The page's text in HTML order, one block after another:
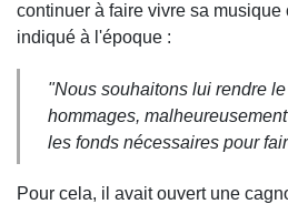
continuer à faire vivre sa
indiqué à l'époque :
"Nous souhaitons lui rendre
hommages,
les fonds nécessaires pour
Pour cela, il avait ouvert une